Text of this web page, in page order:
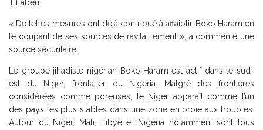
Tillabéri.
« De telles mesures ont déjà contribué à affaiblir Boko Haram en
le coupant de ses sources de ravitaillement », a commenté une
source sécuritaire.
Le groupe jihadiste nigérian Boko Haram est actif dans le sud-
est du Niger, frontalier du Nigeria. Malgré des frontières
considérées comme poreuses, le Niger apparaît comme l’un
des pays les plus stables dans une zone en proie aux troubles.
Autour du Niger, Mali, Libye et Nigeria notamment sont tous